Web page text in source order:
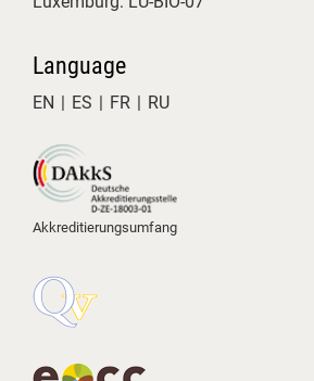
Grundlagen sind wir heute
eingestiegen. Die zentrale
Wie setzen wir die gesetzlichen
Auf der heutigen Agenda
spannende Themen:
Bio in der AHV: Eintauchen in
Verpflegung. Gerade mit den
aktuellen Entwicklungen rund
wichtiges Schlüsselthema.
Language
EN ES FR RU
Akkreditierungsumfang